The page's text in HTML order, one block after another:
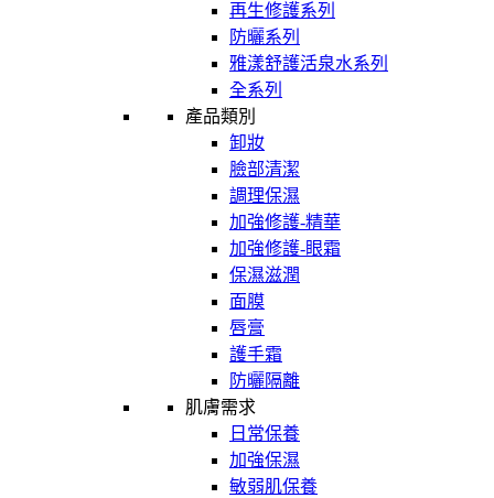
再生修護系列
防曬系列
雅漾舒護活泉水系列
全系列
產品類別
卸妝
臉部清潔
調理保濕
加強修護-精華
加強修護-眼霜
保濕滋潤
面膜
唇膏
護手霜
防曬隔離
肌膚需求
日常保養
加強保濕
敏弱肌保養